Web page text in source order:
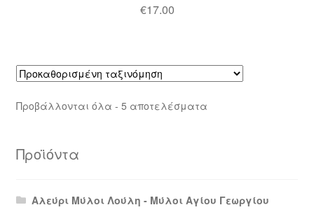
€17.00
Προβάλλονται όλα - 5 αποτελέσματα
Προϊόντα
Αλεύρι Μύλοι Λούλη - Μύλοι Αγίου Γεωργίου